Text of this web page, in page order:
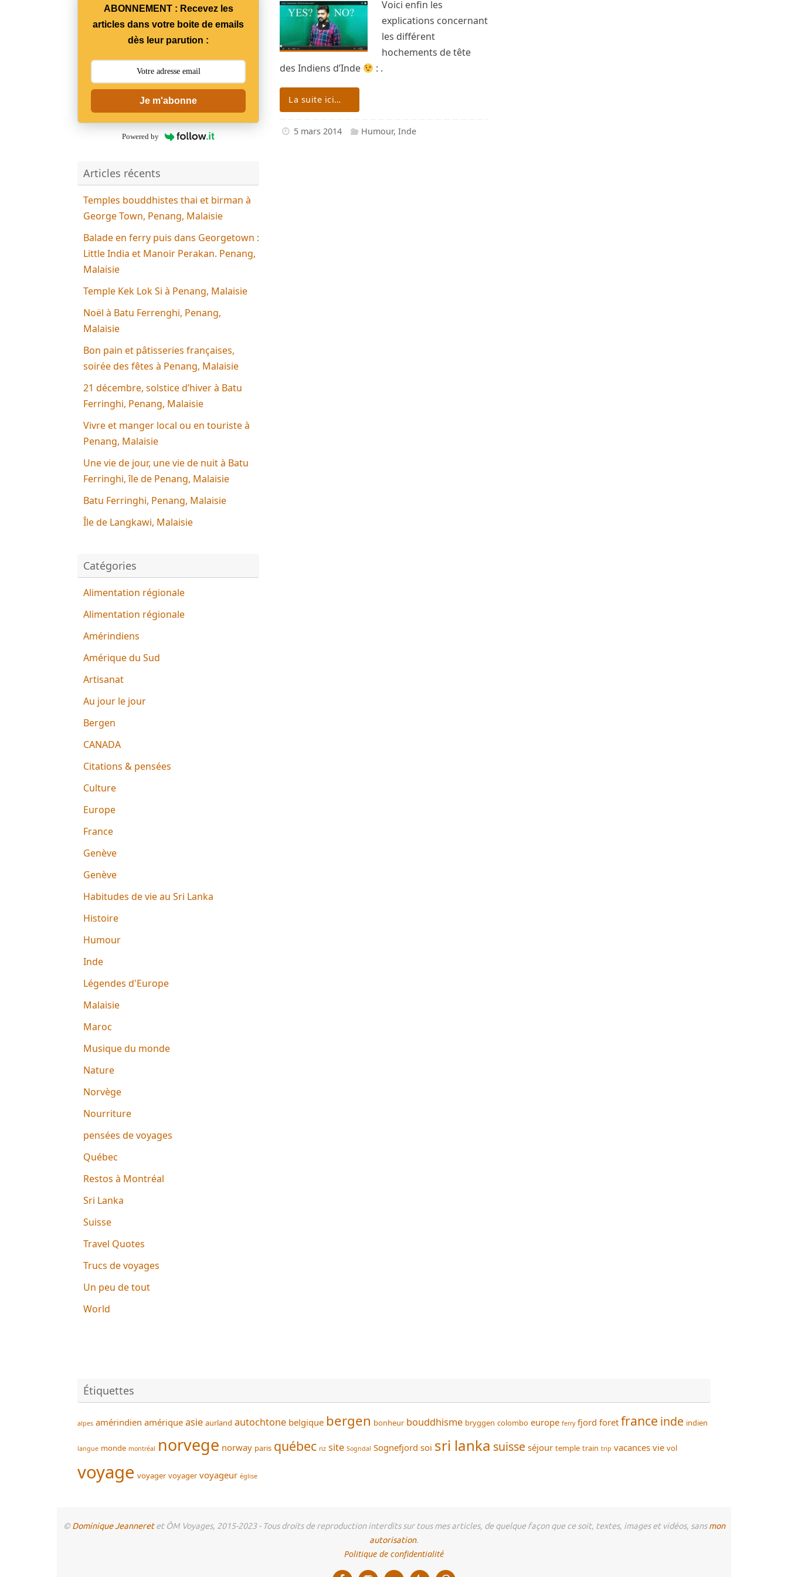
Voici enfin les
explications concernant
les différent
hochements de tête
des Indiens d’Inde
: .
La suite ici…
5 mars 2014 Humour, Inde
ABONNEMENT : Recevez les
articles dans votre boite de emails
dès leur parution :
Je m'abonne
Powered by
Articles récents
Temples bouddhistes thai et birman à
George Town, Penang, Malaisie
Balade en ferry puis dans Georgetown :
Little India et Manoir Perakan. Penang,
Malaisie
Temple Kek Lok Si à Penang, Malaisie
Noël à Batu Ferrenghi, Penang,
Malaisie
Bon pain et pâtisseries françaises,
soirée des fêtes à Penang, Malaisie
21 décembre, solstice d’hiver à Batu
Ferringhi, Penang, Malaisie
Vivre et manger local ou en touriste à
Penang, Malaisie
Une vie de jour, une vie de nuit à Batu
Ferringhi, île de Penang, Malaisie
Batu Ferringhi, Penang, Malaisie
Île de Langkawi, Malaisie
Catégories
Alimentation régionale
Alimentation régionale
Amérindiens
Amérique du Sud
Artisanat
Au jour le jour
Bergen
CANADA
Citations & pensées
Culture
Europe
France
Genève
Genève
Habitudes de vie au Sri Lanka
Histoire
Humour
Inde
Légendes d'Europe
Malaisie
Maroc
Musique du monde
Nature
Norvège
Nourriture
pensées de voyages
Québec
Restos à Montréal
Sri Lanka
Suisse
Travel Quotes
Trucs de voyages
Un peu de tout
World
Étiquettes
alpes amérindien amérique asie aurland autochtone belgique bergen bonheur bouddhisme bryggen colombo europe ferry fjord foret france inde indien
langue monde montréal norvege norway paris québec riz site Sogndal Sognefjord soi sri lanka suisse séjour temple train trip vacances vie vol
voyage voyager voyager voyageur église
© Dominique Jeanneretet ÔM Voyages, 2015-2023 - Tous droits de reproduction interdits sur tous mes articles, de quelque façon que ce soit, textes, images et vidéos, sansmon
autorisation.
Politique de confidentialité